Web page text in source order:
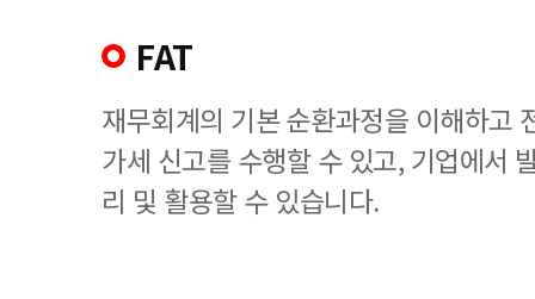
FAT
재무회계의 기본 순환과정을 이해하고
가세 신고를 수행할 수 있고, 기업에서
리 및 활용할 수 있습니다.